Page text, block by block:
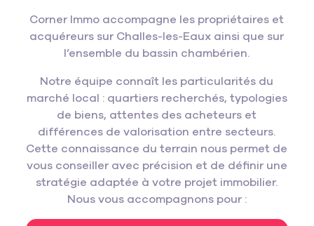
Corner Immo accompagne les propriétaires et
acquéreurs sur Challes-les-Eaux ainsi que sur
l’ensemble du bassin chambérien.
Notre équipe connaît les particularités du
marché local : quartiers recherchés, typologies
de biens, attentes des acheteurs et
différences de valorisation entre secteurs.
Cette connaissance du terrain nous permet de
vous conseiller avec précision et de définir une
stratégie adaptée à votre projet immobilier.
Nous vous accompagnons pour :